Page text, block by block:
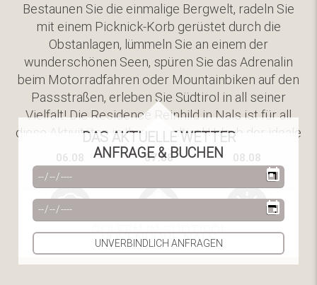
Bestaunen Sie die einmalige Bergwelt, radeln Sie
mit einem Picknick-Korb gerüstet durch die
Obstanlagen, lümmeln Sie an einem der
wunderschönen Seen, spüren Sie das Adrenalin
beim Motorradfahren oder Mountainbiken auf den
Passstraßen, erleben Sie Südtirol in all seiner
Vielfalt! Die Residence Reinhild in Nals ist für all
diese Aktivitäten in Ihrem Südtirol Urlaub der ideale
Ausgangsort.
DAS AKTUELLE WETTER
06.08
23° - 34°
07.08 08.08
SÜDTIROL WINTER
GOLFEN IN SÜDTIROL
ROSENDORF NALS
ANFRAGE & BUCHEN